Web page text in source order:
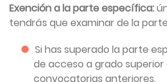
Exención a la parte específica:
tendrás que examinar de la
Si has superado la parte
de acceso a grado superior
convocatorias anteriores.